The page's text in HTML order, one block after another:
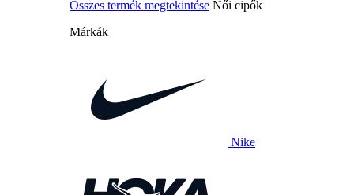
Összes termék megtekintése Női cipők
Márkák
Nike